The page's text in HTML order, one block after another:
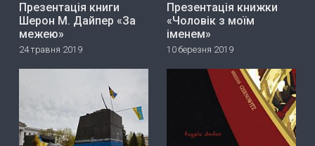
Презентація книги
Шерон М. Дайпер «За
межею»
24 травня 2019
Презентація книжки
«Чоловік з моїм
іменем»
10 березня 2019